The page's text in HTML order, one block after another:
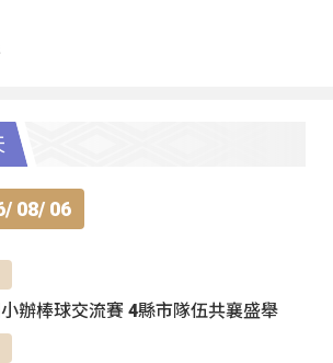
08/ 06
辦棒球交流賽 4縣市隊伍共襄盛舉